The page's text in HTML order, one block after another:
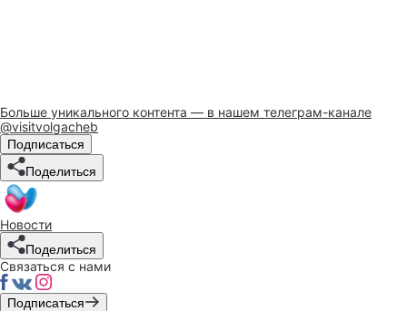
Больше уникального контента — в нашем телеграм-канале
@visitvolgacheb
Подписаться
Поделиться
Новости
Поделиться
Связаться с нами
Подписаться